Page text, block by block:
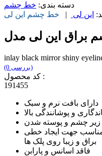
دسته بندی: خط چشم
این لی | خط چشم این لی
inlay black mirror shiny
(0 بررسی)
کد محصول :
191455
دارای بافت نرم و سبک
و پوشانندگی بالا
چشم و پوسته شدن
مناسب جهت ایجاد خطی
براق و زیبا روی پلک ها
فاقد اسانس و پارابن